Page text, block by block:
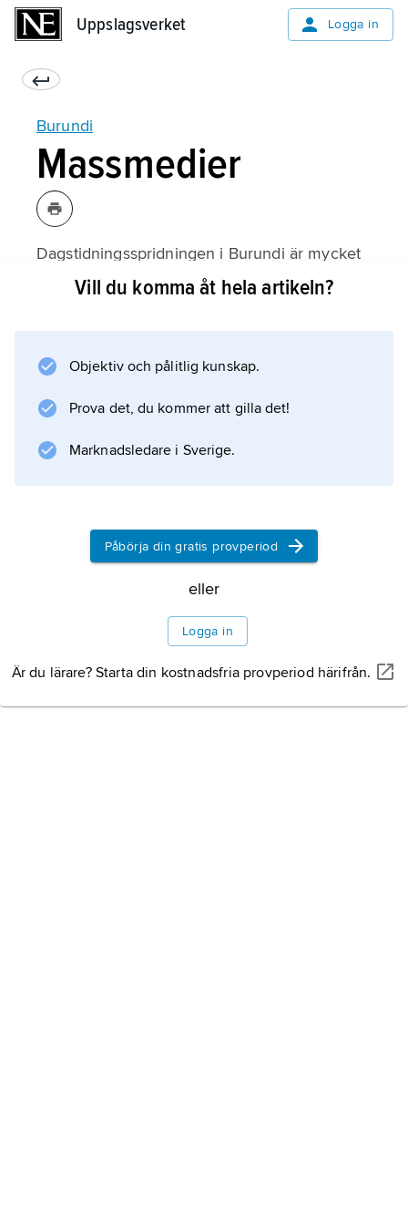
Uppslagsverket Logga in
Burundi
Massmedier
Dagstidningsspridningen i Burundi är mycket
liten. Franskspråkiga och statskontrollerade Le
Information om artikeln
Vill du komma åt hela artikeln?
Objektiv och pålitlig kunskap.
Prova det, du kommer att gilla det!
Marknadsledare i Sverige.
Påbörja din gratis provperiod
eller
Logga in
Är du lärare? Starta din kostnadsfria provperiod härifrån.